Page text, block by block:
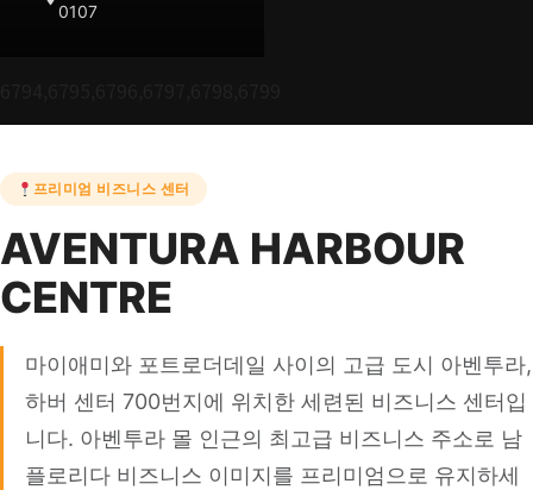
0107
프리미엄 비즈니스 센터
AVENTURA HARBOUR
CENTRE
마이애미와 포트로더데일 사이의 고급 도시 아벤투라,
하버 센터 700번지에 위치한 세련된 비즈니스 센터입
니다. 아벤투라 몰 인근의 최고급 비즈니스 주소로 남
플로리다 비즈니스 이미지를 프리미엄으로 유지하세